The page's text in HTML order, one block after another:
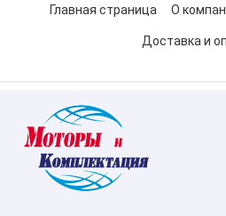
Главная страница О
Доставка и